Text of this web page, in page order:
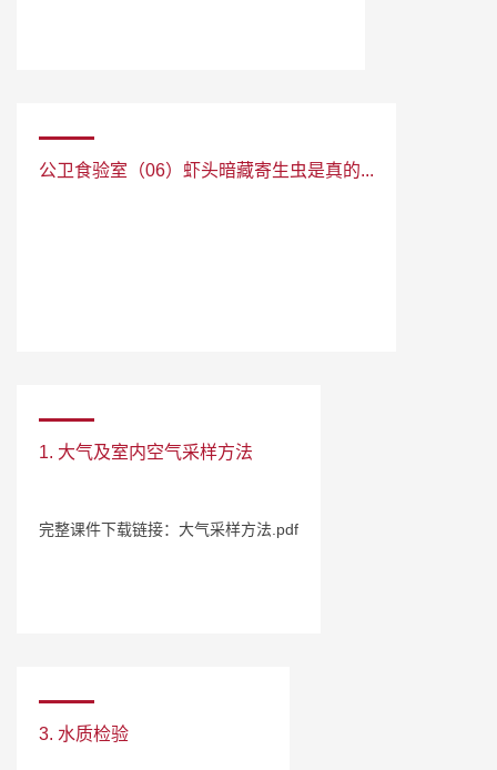
公卫食验室（06）虾头暗藏寄生虫是真的...
1. 大气及室内空气采样方法
完整课件下载链接：大气采样方法.pdf
3. 水质检验